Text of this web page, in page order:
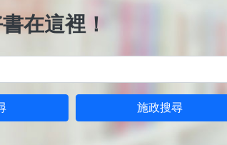
在這裡！
施政搜尋